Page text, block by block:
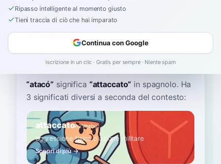
Home›Spagnolo›Dizionario›atacó
atacó
ah-tah-KOH a.taˈko
“atacó” significa “attaccato” in spagnolo. Ha
3 significati diversi a seconda del contesto:
attaccatoA2Verbo
aggressione fisica o azione militare
Scopri di più →
Ripasso intelligente al momento giusto
Tieni traccia di ciò che hai imparato
Continua con Google
Iscrizione in un clic · Gratis per sempre · Niente spam